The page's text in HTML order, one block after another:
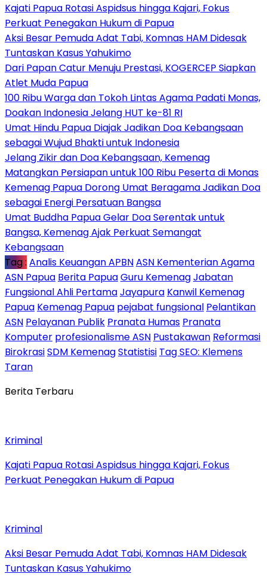
Kajati Papua Rotasi Aspidsus hingga Kajari, Fokus
Perkuat Penegakan Hukum di Papua
Aksi Besar Pemuda Adat Tabi, Komnas HAM Didesak
Tuntaskan Kasus Yahukimo
Dari Papan Catur Menuju Prestasi, KOGERCEP Siapkan
Atlet Muda Papua
100 Ribu Warga dan Tokoh Lintas Agama Padati Monas,
Doakan Indonesia Jelang HUT ke-81 RI
Umat Hindu Papua Diajak Jadikan Doa Kebangsaan
sebagai Wujud Bhakti untuk Indonesia
Jelang Zikir dan Doa Kebangsaan, Kemenag
Matangkan Persiapan untuk 100 Ribu Peserta di Monas
Kemenag Papua Dorong Umat Beragama Jadikan Doa
sebagai Energi Persatuan Bangsa
Umat Buddha Papua Gelar Doa Serentak untuk
Bangsa, Kemenag Ajak Perkuat Semangat
Kebangsaan
Tag : Analis Keuangan APBNASN Kementerian Agama
ASN Papua Berita PapuaGuru KemenagJabatan
Fungsional Ahli PertamaJayapura Kanwil Kemenag
Papua Kemenag Papua pejabat fungsional Pelantikan
ASN Pelayanan Publik Pranata Humas Pranata
Komputer profesionalisme ASN Pustakawan Reformasi
BirokrasiSDM KemenagStatistisi Tag SEO: Klemens
Taran
Berita Terbaru
Kriminal
Kajati Papua Rotasi Aspidsus hingga Kajari, Fokus
Perkuat Penegakan Hukum di Papua
Kriminal
Aksi Besar Pemuda Adat Tabi, Komnas HAM Didesak
Tuntaskan Kasus Yahukimo